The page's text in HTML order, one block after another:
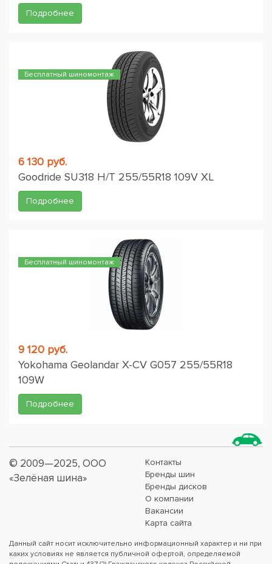
Подробнее
Бесплатный шиномонтаж
6 130 руб.
Goodride SU318 H/T 255/55R18 109V XL
Подробнее
Бесплатный шиномонтаж
9 120 руб.
Yokohama Geolandar X-CV G057 255/55R18
109W
Подробнее
© 2009—2025, ООО
«Зелёная шина»
Контакты
Бренды шин
Бренды дисков
О компании
Вакансии
Карта сайта
Данный сайт носит исключительно информационный характер и ни при
каких условиях не является публичной офертой, определяемой